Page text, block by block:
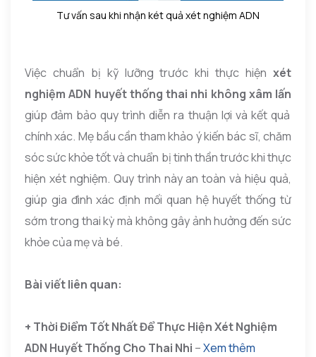
Tư vấn sau khi nhận két quả xét nghiệm ADN
Việc chuẩn bị kỹ lưỡng trước khi thực hiện xét
nghiệm ADN huyết thống thai nhi không xâm lấn
giúp đảm bảo quy trình diễn ra thuận lợi và kết quả
chính xác. Mẹ bầu cần tham khảo ý kiến bác sĩ, chăm
sóc sức khỏe tốt và chuẩn bị tinh thần trước khi thực
hiện xét nghiệm. Quy trình này an toàn và hiệu quả,
giúp gia đình xác định mối quan hệ huyết thống từ
sớm trong thai kỳ mà không gây ảnh hưởng đến sức
khỏe của mẹ và bé.
Bài viết liên quan:
+ Thời Điểm Tốt Nhất Để Thực Hiện Xét Nghiệm
ADN Huyết Thống Cho Thai Nhi –Xem thêm